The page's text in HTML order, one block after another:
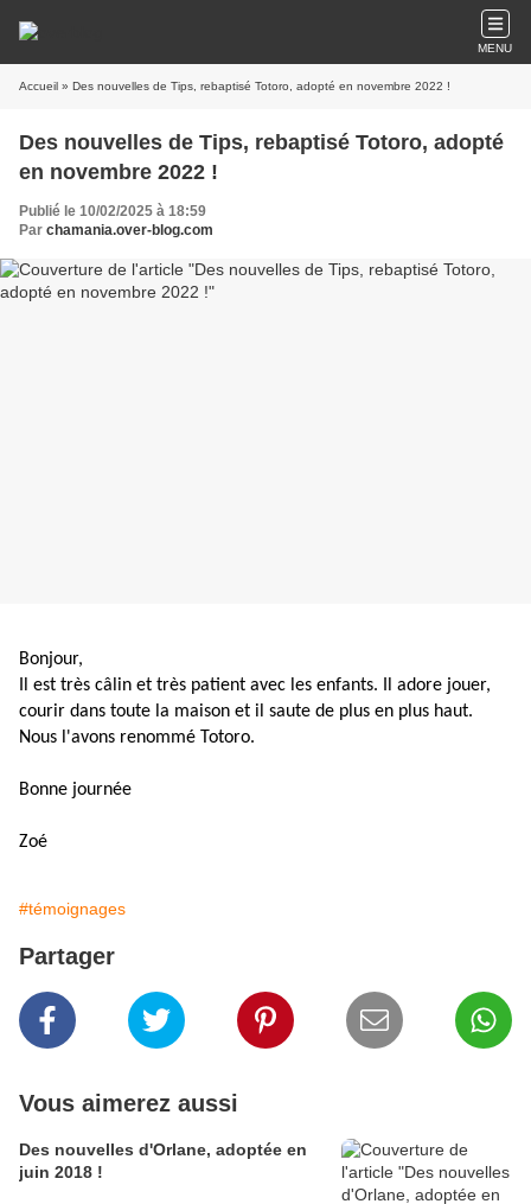
MENU
Accueil » Des nouvelles de Tips, rebaptisé Totoro, adopté en novembre 2022 !
Des nouvelles de Tips, rebaptisé Totoro, adopté
en novembre 2022 !
Publié le 10/02/2025 à 18:59
Par chamania.over-blog.com
Bonjour,
Il est très câlin et très patient avec les enfants. Il adore jouer,
courir dans toute la maison et il saute de plus en plus haut.
Nous l'avons renommé Totoro.
Bonne journée
Zoé
#témoignages
Partager
Vous aimerez aussi
Des nouvelles d'Orlane, adoptée en
juin 2018 !